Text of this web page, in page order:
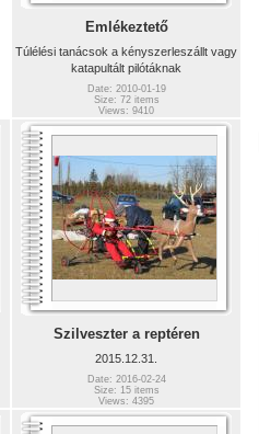
Emlékeztető
Túlélési tanácsok a kényszerleszállt vagy
katapultált pilótáknak
Date: 2010-01-19
Size: 72 items
Views: 9410
Szilveszter a reptéren
2015.12.31.
Date: 2016-02-24
Size: 15 items
Views: 4395